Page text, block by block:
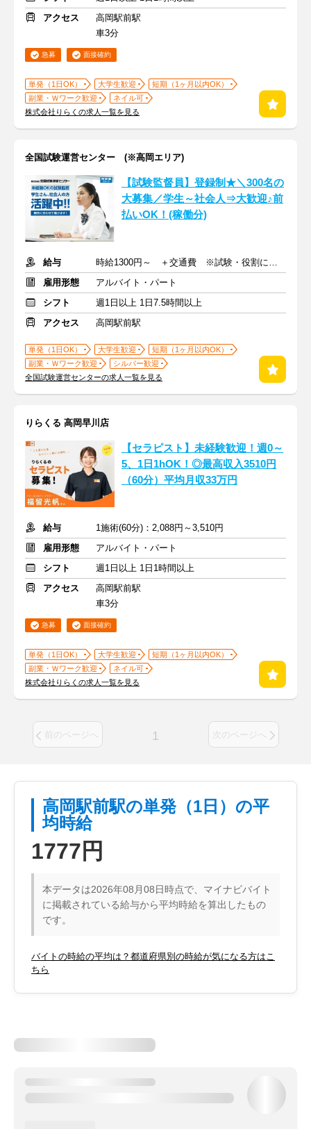
アクセス
高岡駅前駅
車3分
急募 面接確約
単発（1日OK） 大学生歓迎
短期（1ヶ月以内OK）
副業・Ｗワーク歓迎
ネイル可
株式会社りらくの求人一覧を見る
全国試験運営センター (※高岡エリア)
【試験監督員】登録制★＼300名の
大募集／学生～社会人⇒大歓迎♪前
払いOK！(稼働分)
給与
時給1300円～ ＋交通費 ※試験・役割により手当あり
雇用形態
アルバイト・パート
シフト
週1日以上 1日7.5時間以上
アクセス
高岡駅前駅
単発（1日OK） 大学生歓迎
短期（1ヶ月以内OK）
副業・Ｗワーク歓迎
シルバー歓迎
全国試験運営センターの求人一覧を見る
りらくる 高岡早川店
【セラピスト】未経験歓迎！週0～
5、1日1hOK！◎最高収入3510円
（60分）平均月収33万円
給与
1施術(60分)：2,088円～3,510円
雇用形態
アルバイト・パート
シフト
週1日以上 1日1時間以上
アクセス
高岡駅前駅
車3分
急募 面接確約
単発（1日OK） 大学生歓迎
短期（1ヶ月以内OK）
副業・Ｗワーク歓迎
ネイル可
株式会社りらくの求人一覧を見る
前のページへ 1 次のページへ
高岡駅前駅の単発（1日）の平
均時給
1777円
本データは2026年08月08日時点で、マイナビバイト
に掲載されている給与から平均時給を算出したもの
です。
バイトの時給の平均は？都道府県別の時給が気になる方はこ
ちら